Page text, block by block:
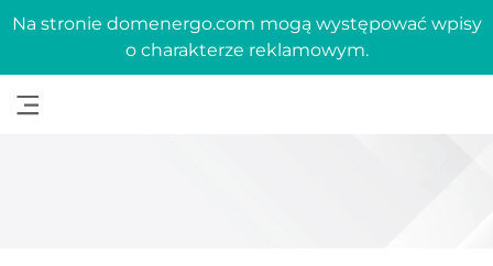
Na stronie domenergo.com mogą występować wpisy
o charakterze reklamowym.